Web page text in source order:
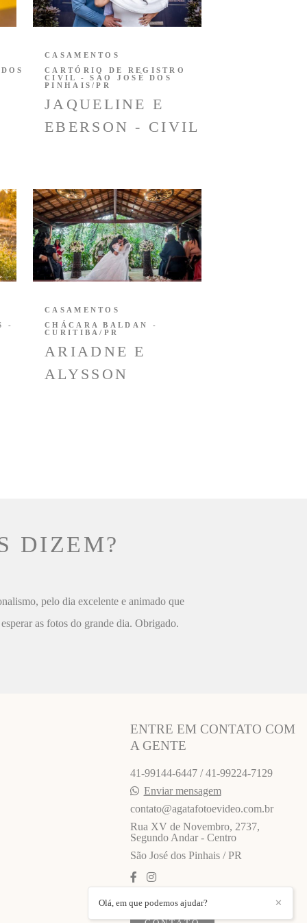
JAQUELINE E
EBERSON - CIVIL
CASAMENTOS
CARTÓRIO DE REGISTRO
CIVIL - SÃO JOSÉ DOS
PINHAIS/PR
-
ARIADNE E
ALYSSON
CASAMENTOS
CHÁCARA BALDAN -
CURITIBA/PR
DIZEM?
pelo dia excelente e animado que
as fotos do grande dia. Obrigado.
ENTRE EM CONTATO COM
A GENTE
41-99144-6447 / 41-99224-7129
Enviar mensagem
contato@agatafotoevideo.com.br
Rua XV de Novembro, 2737,
Segundo Andar - Centro
São José dos Pinhais / PR
✕
Olá, em que podemos ajudar?